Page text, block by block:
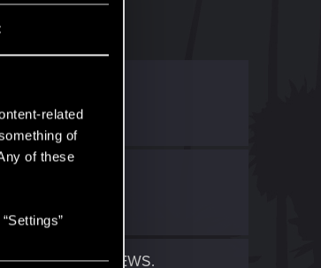
related
of
of these
arrive !inNEWS.